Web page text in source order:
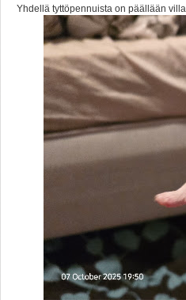
Yhdellä tyttöpennuista on päällään